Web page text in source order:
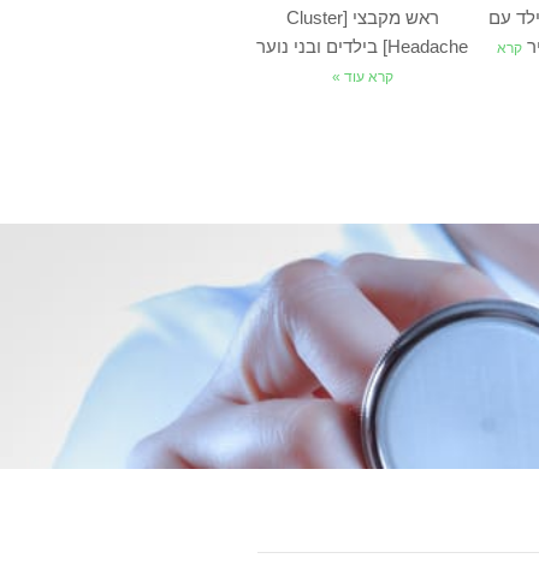
עם
קרא
ראש מקבצי [Cluster
Headache] בילדים ובני נוער
קרא עוד »